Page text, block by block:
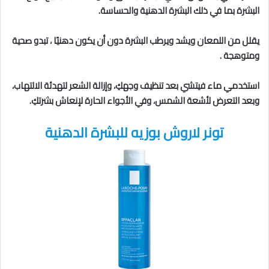
البشرة بما في ذلك البشرة الدهنية والحساسة.
يقلل من اللمعان ويشد ويرطب البشرة دون أن يكون دهنيًا ، تبدو صحية
ومتوهجة .
استخدمي ماء فيتشي بعد تنظيف وجهكِ، وإزالة الشعر لتهدئة الالتهاب،
وبعد التعرض لأشعة الشمس، وفي الأجواء الحارة لإنعاش بشرتكِ.
تونر لاروش بوزيه للبشرة الدهنية